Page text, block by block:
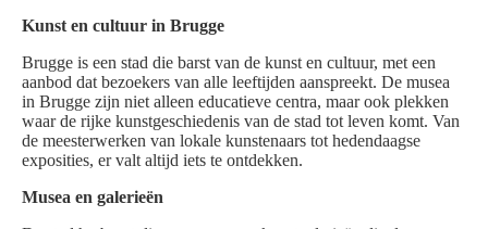
Kunst en cultuur in Brugge
Brugge is een stad die barst van de kunst en cultuur, met een
aanbod dat bezoekers van alle leeftijden aanspreekt. De musea
in Brugge zijn niet alleen educatieve centra, maar ook plekken
waar de rijke kunstgeschiedenis van de stad tot leven komt. Van
de meesterwerken van lokale kunstenaars tot hedendaagse
exposities, er valt altijd iets te ontdekken.
Musea en galerieën